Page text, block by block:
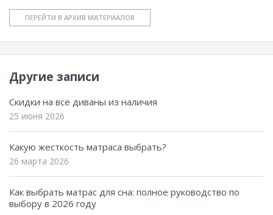
ПЕРЕЙТИ В АРХИВ МАТЕРИАЛОВ
Другие записи
Скидки на все диваны из наличия
25 июня 2026
Какую жесткость матраса выбрать?
26 марта 2026
Как выбрать матрас для сна: полное руководство по
выбору в 2026 году